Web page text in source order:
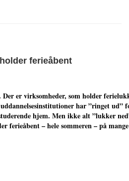
ferieåbent
Der er virksomheder, som holder
har ”ringet ud”
hjem. Men ikke alt ”lukker
ferieåbent – hele sommeren – på